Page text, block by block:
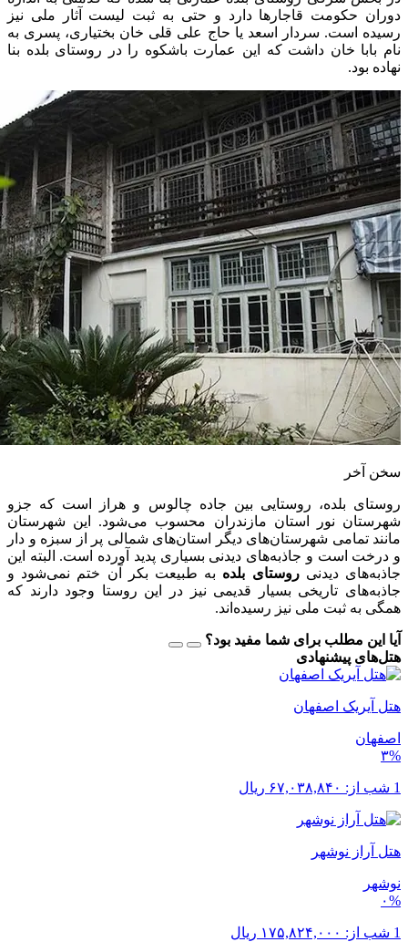
دوران حکومت قاجارها دارد و حتی به ثبت لیست آثار ملی نیز
رسیده است. سردار اسعد یا حاج علی قلی خان بختیاری، پسری به
نام بابا خان داشت که این عمارت باشکوه را در روستای بلده بنا
نهاده بود.
سخن آخر
روستای بلده، روستایی بین جاده چالوس و هراز است که جزو
شهرستان نور استان مازندران محسوب می‌شود. این شهرستان
مانند تمامی شهرستان‌های دیگر استان‌های شمالی پر از سبزه و دار
و درخت است و جاذبه‌های دیدنی بسیاری پدید آورده است. البته این
جاذبه‌های دیدنیروستای بلده به طبیعت بکر آن ختم نمی‌شود و
جاذبه‌های تاریخی بسیار قدیمی نیز در این روستا وجود دارند که
همگی به ثبت ملی نیز رسیده‌اند.
آیا این مطلب برای شما مفید بود؟
هتل‌های پیشنهادی
هتل آیریک اصفهان
اصفهان
۳%
1 شب از: ۶۷,۰۳۸,۸۴۰ ریال
هتل آراز نوشهر
نوشهر
۰%
1 شب از: ۱۷۵,۸۲۴,۰۰۰ ریال